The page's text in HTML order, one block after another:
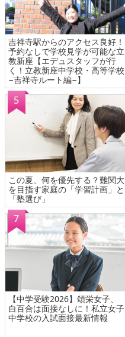
吉祥寺駅からのアクセス良好！
予約なしで学校見学が可能な立
教新座【エデュスタッフが行
く！立教新座中学校・高等学校
−吉祥寺ルート編−】
この夏、何を優先する？難関大
を目指す家庭の「学習計画」と
「塾選び」
【中学受験2026】頌栄女子、
白百合は面接なしに！私立女子
中学校の入試面接最新情報